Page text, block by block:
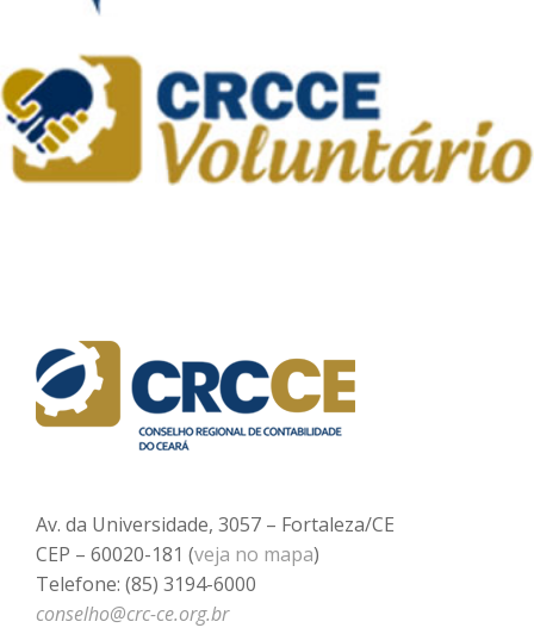
Av. da Universidade, 3057 – Fortaleza/CE
CEP – 60020-181 (veja no mapa)
Telefone: (85) 3194-6000
conselho@crc-ce.org.br